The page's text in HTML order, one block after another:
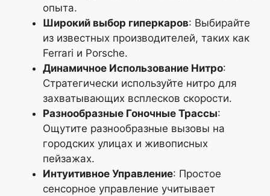
опыта.
Широкий выбор гиперкаров: Выбирайте
из известных производителей, таких как
Ferrari и Porsche.
Динамичное Использование Нитро:
Стратегически используйте нитро для
захватывающих всплесков скорости.
Разнообразные Гоночные Трассы:
Ощутите разнообразные вызовы на
городских улицах и живописных
пейзажах.
Интуитивное Управление: Простое
сенсорное управление учитывает